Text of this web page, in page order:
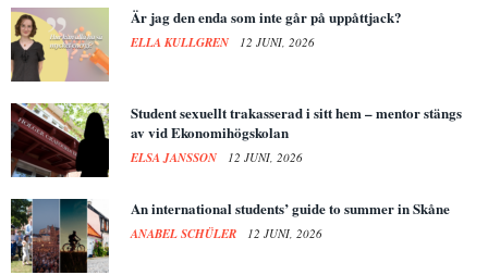
Är jag den enda som inte går på uppåttjack?
ELLA KULLGREN 12 JUNI, 2026
Student sexuellt trakasserad i sitt hem – mentor stängs
av vid Ekonomihögskolan
ELSA JANSSON 12 JUNI, 2026
An international students’ guide to summer in Skåne
ANABEL SCHÜLER 12 JUNI, 2026